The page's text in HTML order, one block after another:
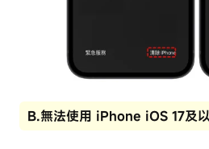
B.無法使用 iPhone iOS 17及